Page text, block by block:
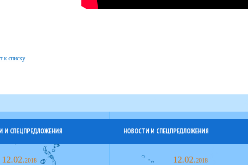
к списку
И СПЕЦПРЕДЛОЖЕНИЯ
12.02.2018
НОВОСТИ И СПЕЦПРЕДЛОЖЕНИЯ
12.02.2018